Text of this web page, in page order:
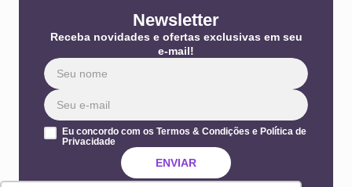
Newsletter
Receba novidades e ofertas exclusivas em seu
e-mail!
Eu concordo com os Termos & Condições e Política de
Privacidade
ENVIAR